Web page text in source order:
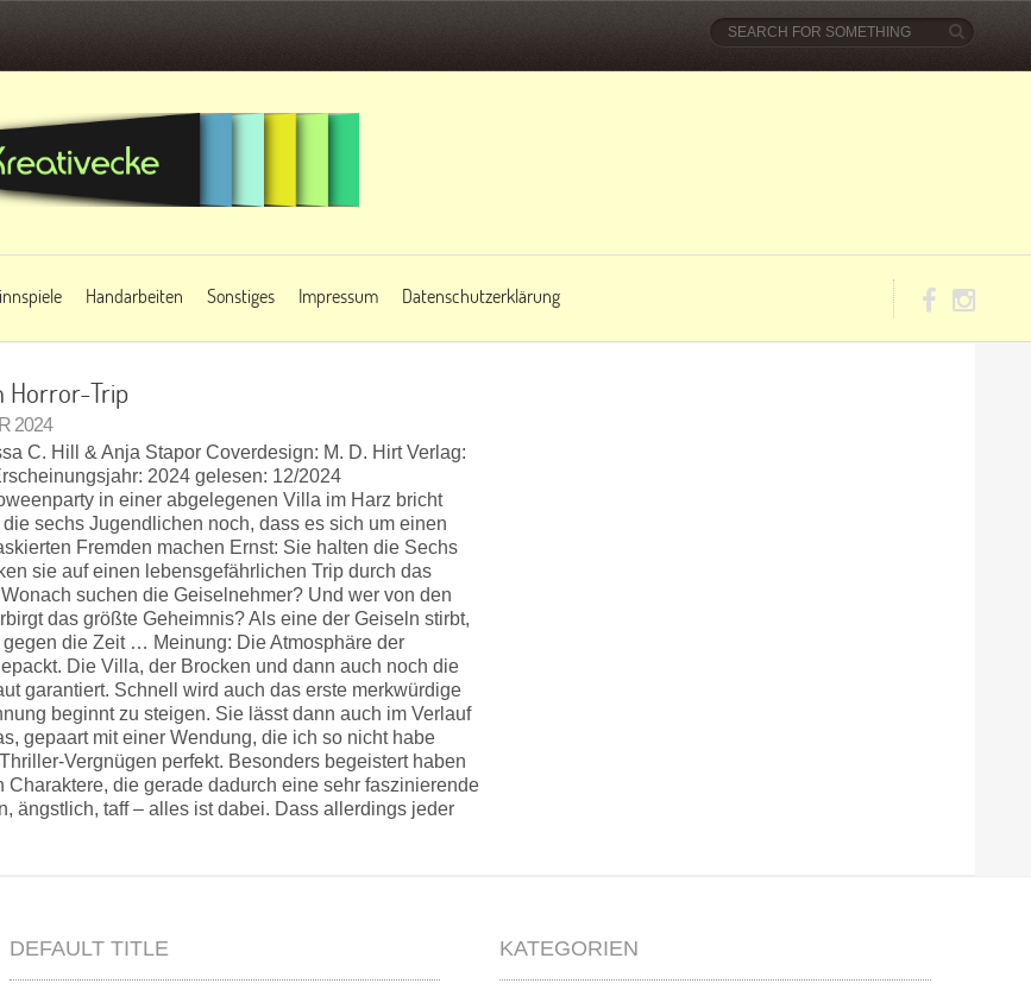
Handarbeiten Sonstiges Impressum Datenschutzerklärung
Horror-Trip
2024
C. Hill & Anja Stapor Coverdesign: M. D. Hirt Verlag:
2024 gelesen: 12/2024
in einer abgelegenen Villa im Harz bricht
sechs Jugendlichen noch, dass es sich um einen
Fremden machen Ernst: Sie halten die Sechs
sie auf einen lebensgefährlichen Trip durch das
suchen die Geiselnehmer? Und wer von den
das größte Geheimnis? Als eine der Geiseln stirbt,
die Zeit … Meinung: Die Atmosphäre der
Die Villa, der Brocken und dann auch noch die
garantiert. Schnell wird auch das erste merkwürdige
beginnt zu steigen. Sie lässt dann auch im Verlauf
gepaart mit einer Wendung, die ich so nicht habe
Vergnügen perfekt. Besonders begeistert haben
die gerade dadurch eine sehr faszinierende
ängstlich, taff – alles ist dabei. Dass allerdings jeder
DEFAULT TITLE KATEGORIEN